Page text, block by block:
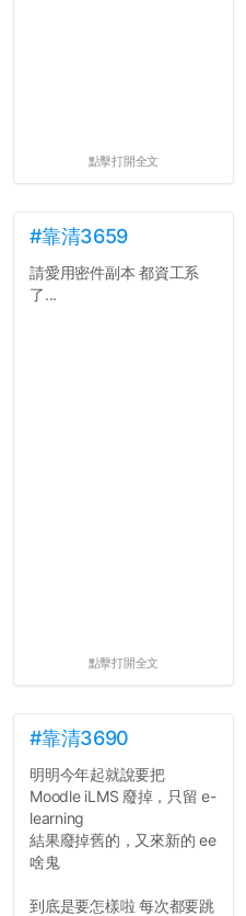
點擊打開全文
#靠清3659
請愛用密件副本 都資工系
了...
點擊打開全文
#靠清3690
明明今年起就說要把
Moodle iLMS 廢掉，只留 e-
learning
結果廢掉舊的，又來新的 ee
啥鬼
到底是要怎樣啦 每次都要跳